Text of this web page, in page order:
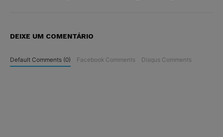
DEIXE UM COMENTÁRIO
Default Comments (0) Facebook Comments Disqus Comments